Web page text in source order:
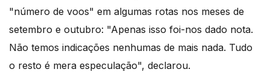
"número de voos" em algumas rotas nos meses de
setembro e outubro: "Apenas isso foi-nos dado nota.
Não temos indicações nenhumas de mais nada. Tudo
o resto é mera especulação", declarou.